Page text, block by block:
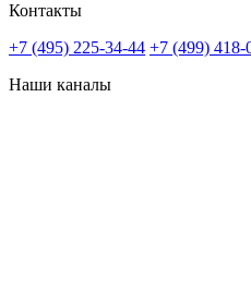
Контакты
+7 (495) 225-34-44 +7 (499) 418-
Наши каналы